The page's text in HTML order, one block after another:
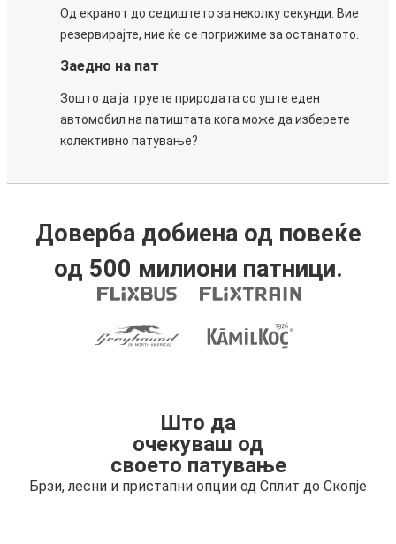
Од екранот до седиштето за неколку секунди. Вие
резервирајте, ние ќе се погрижиме за останатото.
Заедно на пат
Зошто да ја труете природата со уште еден
автомобил на патиштата кога може да изберете
колективно патување?
Доверба добиена од повеќе
од 500 милиони патници.
Што да
очекуваш од
своето патување
Брзи, лесни и пристапни опции од Сплит до Скопје